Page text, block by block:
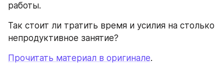
работы.
Так стоит ли тратить время и усилия на столько
непродуктивное занятие?
Прочитать материал в оригинале.